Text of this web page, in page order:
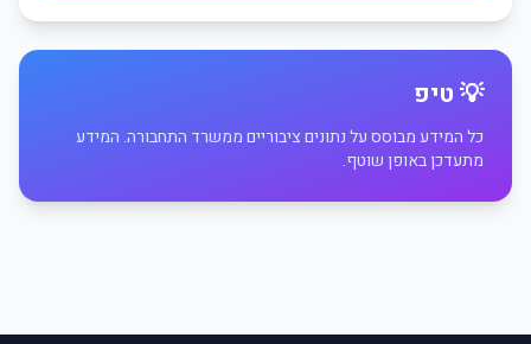
💡 טיפ
כל המידע מבוסס על נתונים ציבוריים ממשרד התחבורה. המידע
מתעדכן באופן שוטף.